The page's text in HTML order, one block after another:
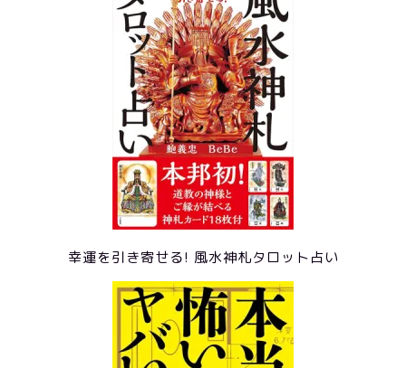
幸運を引き寄せる! 風水神札タロット占い